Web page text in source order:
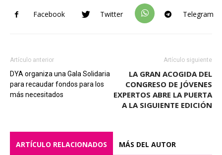
Facebook Twitter Telegram
Artículo anterior
DYA organiza una Gala Solidaria
para recaudar fondos para los
más necesitados
Artículo siguiente
LA GRAN ACOGIDA DEL
CONGRESO DE JÓVENES
EXPERTOS ABRE LA PUERTA
A LA SIGUIENTE EDICIÓN
ARTÍCULO RELACIONADOS MÁS DEL AUTOR